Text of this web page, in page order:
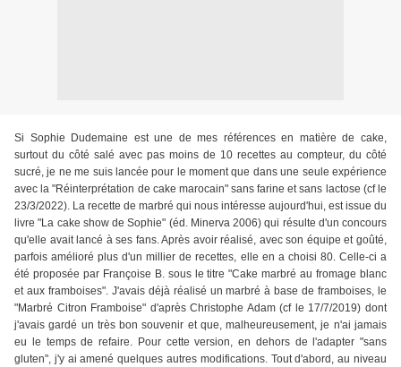
Si Sophie Dudemaine est une de mes références en matière de cake,
surtout du côté salé avec pas moins de 10 recettes au compteur, du côté
sucré, je ne me suis lancée pour le moment que dans une seule expérience
avec la "Réinterprétation de cake marocain" sans farine et sans lactose (cf le
23/3/2022). La recette de marbré qui nous intéresse aujourd'hui, est issue du
livre "La cake show de Sophie" (éd. Minerva 2006) qui résulte d'un concours
qu'elle avait lancé à ses fans. Après avoir réalisé, avec son équipe et goûté,
parfois amélioré plus d'un millier de recettes, elle en a choisi 80. Celle-ci a
été proposée par Françoise B. sous le titre "Cake marbré au fromage blanc
et aux framboises". J'avais déjà réalisé un marbré à base de framboises, le
"Marbré Citron Framboise" d'après Christophe Adam (cf le 17/7/2019) dont
j'avais gardé un très bon souvenir et que, malheureusement, je n'ai jamais
eu le temps de refaire. Pour cette version, en dehors de l'adapter "sans
gluten", j'y ai amené quelques autres modifications. Tout d'abord, au niveau